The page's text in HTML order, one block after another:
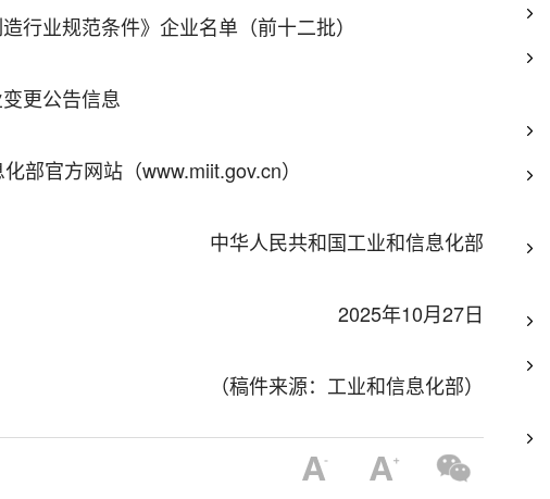
行业规范条件》企业名单（前十二批）
更公告信息
官方网站（www.miit.gov.cn）
中华人民共和国工业和信息化部
2025年10月27日
（稿件来源：工业和信息化部）